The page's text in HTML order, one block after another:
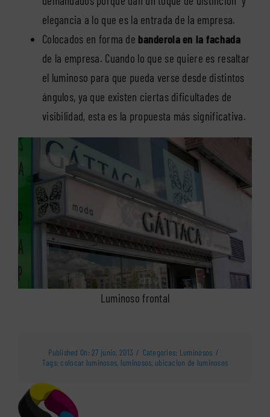
elegancia a lo que es la entrada de la empresa.
Colocados en forma de banderola en la fachada
de la empresa. Cuando lo que se quiere es resaltar
el luminoso para que pueda verse desde distintos
ángulos, ya que existen ciertas dificultades de
visibilidad, esta es la propuesta más significativa.
Luminoso frontal
Published On: 27 junio, 2013 / Categories: Luminosos /
Tags: colocar luminosos, luminosos, ubicacion de luminosos